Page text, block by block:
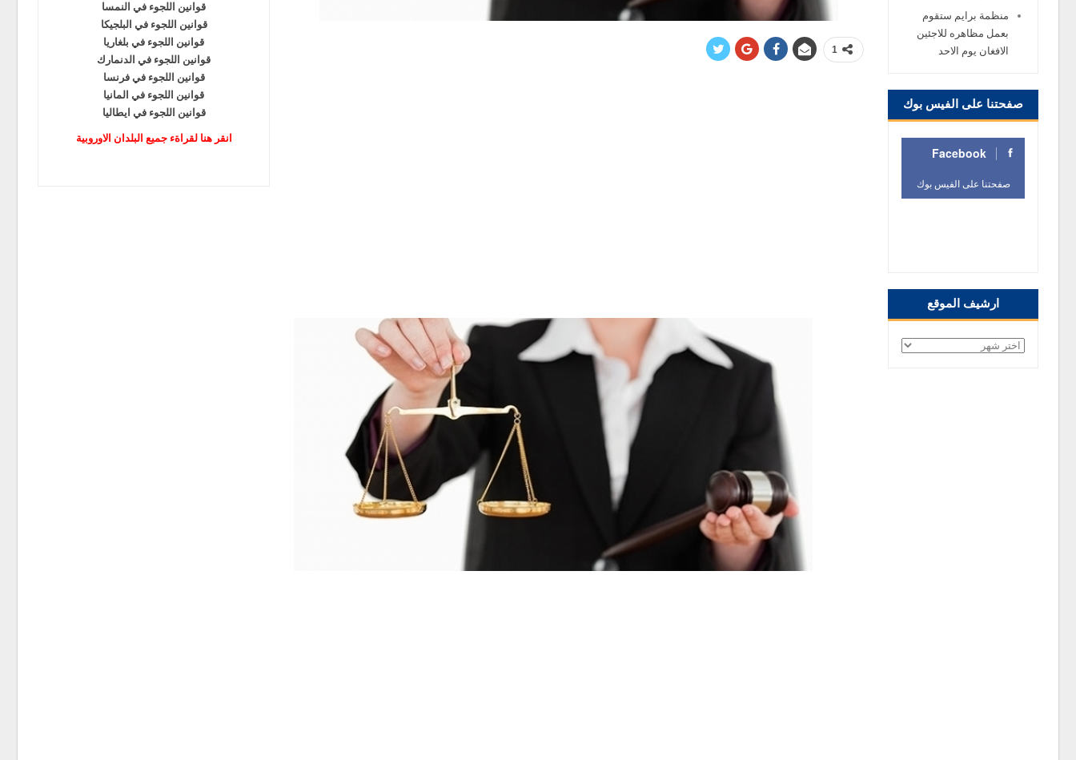
1
قوانين اللجوء في النمسا
قوانين اللجوء في البلجيكا
قوانين اللجوء في بلغاريا
قوانين اللجوء في الدنمارك
قوانين اللجوء في فرنسا
قوانين اللجوء في المانيا
قوانين اللجوء في ايطاليا
انقر هنا لقراةء جميع البلدان الاوروبية
منظمة برايم ستقوم
بعمل مظاهره للاجئين
الافغان يوم الاحد
صفحتنا على الفيس بوك
Facebook
صفحتنا على الفيس بوك
ارشيف الموقع
ارشيف